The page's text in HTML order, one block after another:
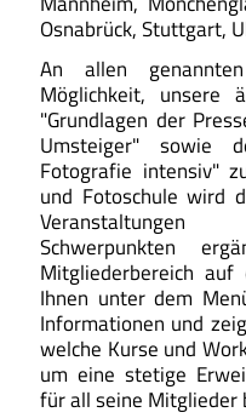
Osnabrück, Stuttgart,
An allen
Möglichkeit, unsere
"Grundlagen der
Umsteiger" sowie
Fotografie intensiv"
und Fotoschule wird
Schwerpunkten
Mitgliederbereich
Ihnen unter dem
Informationen und
welche Kurse und
um eine stetige
für all seine Mitglieder